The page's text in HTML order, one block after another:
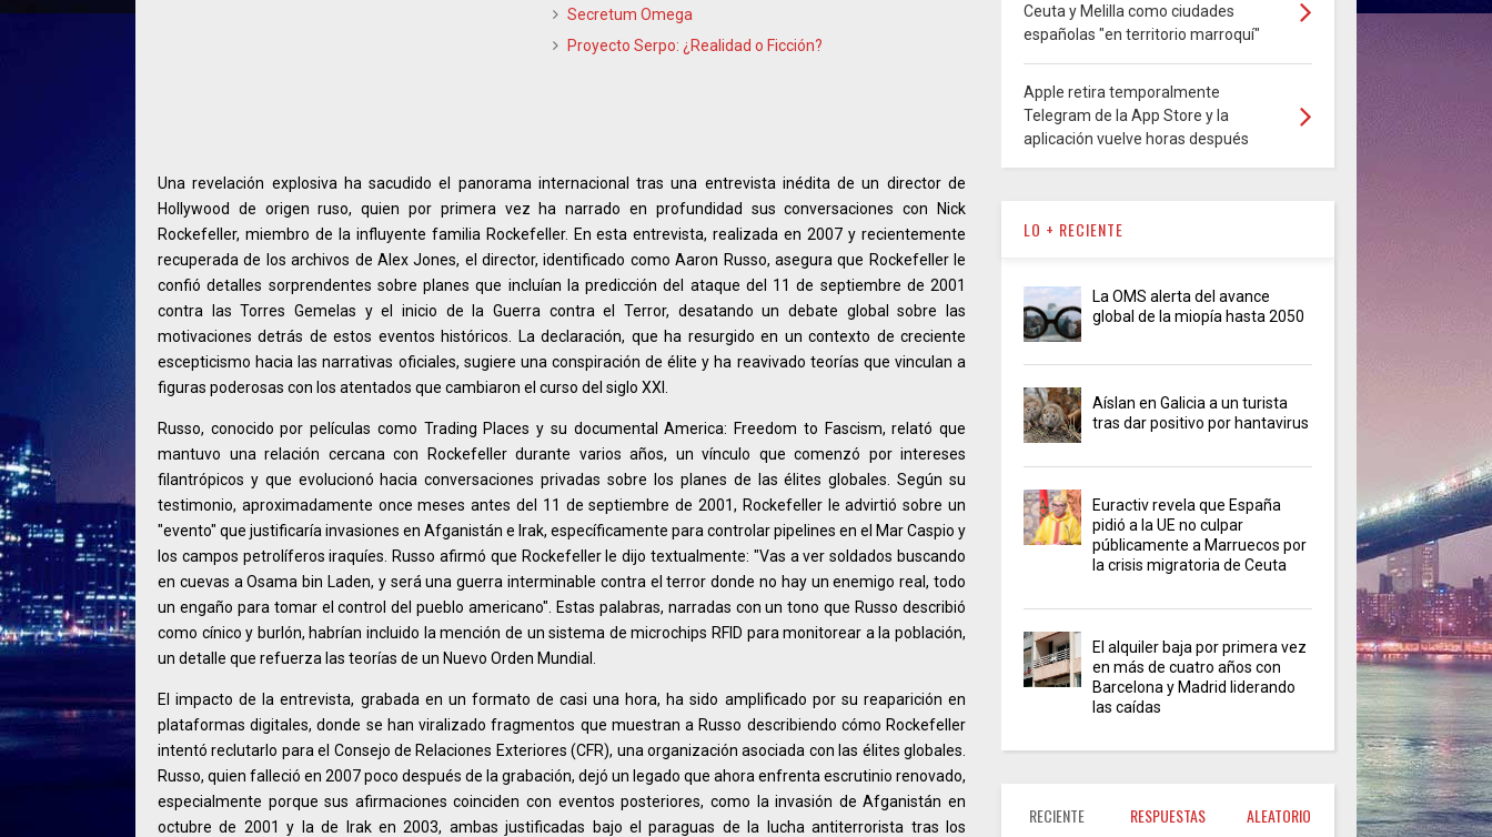
Secretum Omega
Proyecto Serpo: ¿Realidad o Ficción?
Una revelación explosiva ha sacudido el panorama internacional tras una entrevista inédita de un director de
Hollywood de origen ruso, quien por primera vez ha narrado en profundidad sus conversaciones con Nick
Rockefeller, miembro de la influyente familia Rockefeller. En esta entrevista, realizada en 2007 y recientemente
recuperada de los archivos de Alex Jones, el director, identificado como Aaron Russo, asegura que Rockefeller le
confió detalles sorprendentes sobre planes que incluían la predicción del ataque del 11 de septiembre de 2001
contra las Torres Gemelas y el inicio de la Guerra contra el Terror, desatando un debate global sobre las
motivaciones detrás de estos eventos históricos. La declaración, que ha resurgido en un contexto de creciente
escepticismo hacia las narrativas oficiales, sugiere una conspiración de élite y ha reavivado teorías que vinculan a
figuras poderosas con los atentados que cambiaron el curso del siglo XXI.
Russo, conocido por películas como Trading Places y su documental America: Freedom to Fascism, relató que
mantuvo una relación cercana con Rockefeller durante varios años, un vínculo que comenzó por intereses
filantrópicos y que evolucionó hacia conversaciones privadas sobre los planes de las élites globales. Según su
testimonio, aproximadamente once meses antes del 11 de septiembre de 2001, Rockefeller le advirtió sobre un
"evento" que justificaría invasiones en Afganistán e Irak, específicamente para controlar pipelines en el Mar Caspio y
los campos petrolíferos iraquíes. Russo afirmó que Rockefeller le dijo textualmente: "Vas a ver soldados buscando
en cuevas a Osama bin Laden, y será una guerra interminable contra el terror donde no hay un enemigo real, todo
un engaño para tomar el control del pueblo americano". Estas palabras, narradas con un tono que Russo describió
como cínico y burlón, habrían incluido la mención de un sistema de microchips RFID para monitorear a la población,
un detalle que refuerza las teorías de un Nuevo Orden Mundial.
El impacto de la entrevista, grabada en un formato de casi una hora, ha sido amplificado por su reaparición en
plataformas digitales, donde se han viralizado fragmentos que muestran a Russo describiendo cómo Rockefeller
intentó reclutarlo para el Consejo de Relaciones Exteriores (CFR), una organización asociada con las élites globales.
Russo, quien falleció en 2007 poco después de la grabación, dejó un legado que ahora enfrenta escrutinio renovado,
especialmente porque sus afirmaciones coinciden con eventos posteriores, como la invasión de Afganistán en
octubre de 2001 y la de Irak en 2003, ambas justificadas bajo el paraguas de la lucha antiterrorista tras los
Ceuta y Melilla como ciudades
españolas "en territorio marroquí"
Apple retira temporalmente
Telegram de la App Store y la
aplicación vuelve horas después
LO + RECIENTE
La OMS alerta del avance
global de la miopía hasta 2050
Aíslan en Galicia a un turista
tras dar positivo por hantavirus
Euractiv revela que España
pidió a la UE no culpar
públicamente a Marruecos por
la crisis migratoria de Ceuta
El alquiler baja por primera vez
en más de cuatro años con
Barcelona y Madrid liderando
las caídas
RECIENTE RESPUESTAS ALEATORIO